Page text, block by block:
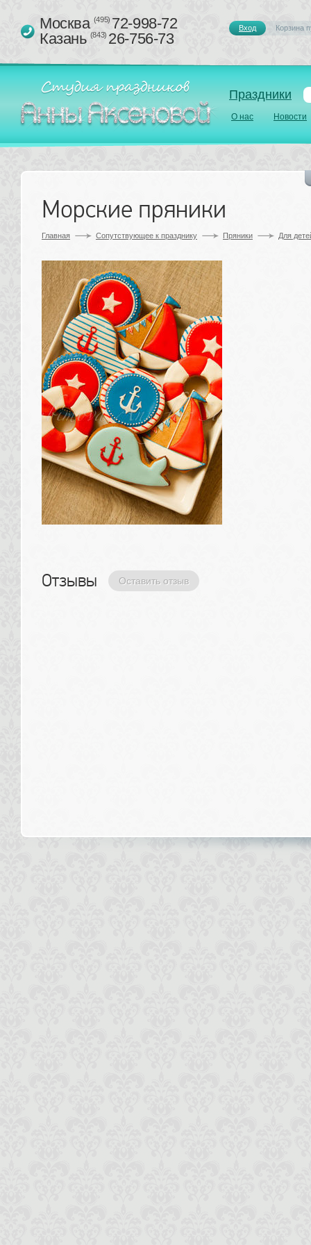
Праздники
О нас Новости
Москва (495)72-998-72
Казань (843)26-756-73
Вход Корзина
Морские пряники
Главная Сопутствующее к празднику Пряники Для
Отзывы Оставить отзыв